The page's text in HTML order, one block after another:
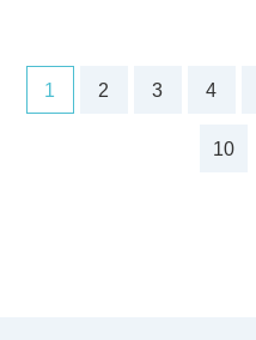
1 2 3 4
10